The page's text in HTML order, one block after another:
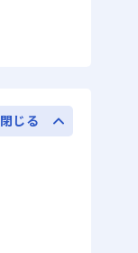
閉じる